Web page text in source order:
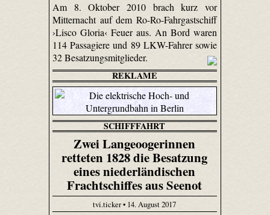
Am 8. Oktober 2010 brach kurz vor
Mitternacht auf dem Ro-Ro-Fahrgastschiff
›Lisco Gloria‹ Feuer aus. An Bord waren
114 Passagiere und 89 LKW-Fahrer sowie
32 Besatzungsmitglieder.
REKLAME
SCHIFFFAHRT
Zwei Langeoogerinnen
retteten 1828 die Besatzung
eines niederländischen
Frachtschiffes aus Seenot
tvi.ticker • 14. August 2017